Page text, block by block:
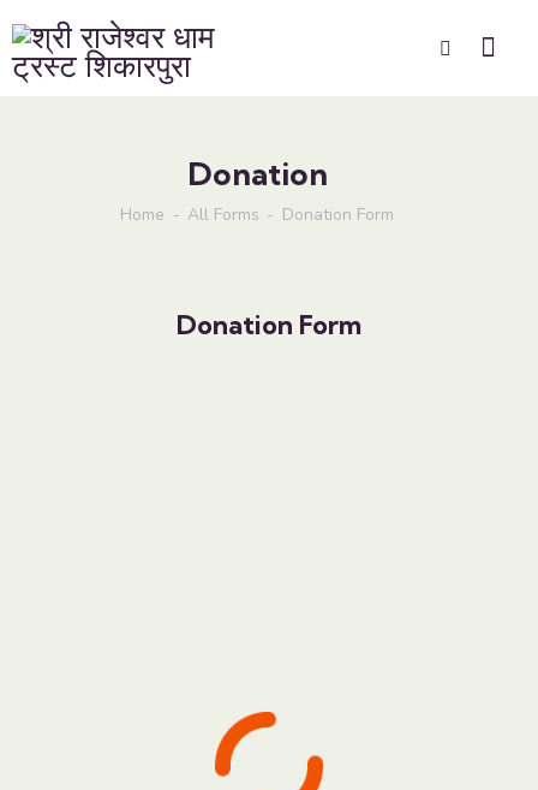
Donation
Home All Forms Donation Form
Donation Form